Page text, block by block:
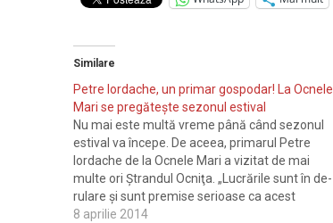
Similare
Petre Iordache, un primar gospodar! La Ocnele
Mari se pregăteşte sezonul estival
Nu mai este multă vreme până când sezonul
estival va începe. De aceea, primarul Petre
Iordache de la Ocnele Mari a vizitat de mai
multe ori Ştrandul Ocniţa. „Lucrările sunt în de­
rulare şi sunt premise serioase ca acest
obiectiv turistic să arate mai bine ca anul
8 aprilie 2014